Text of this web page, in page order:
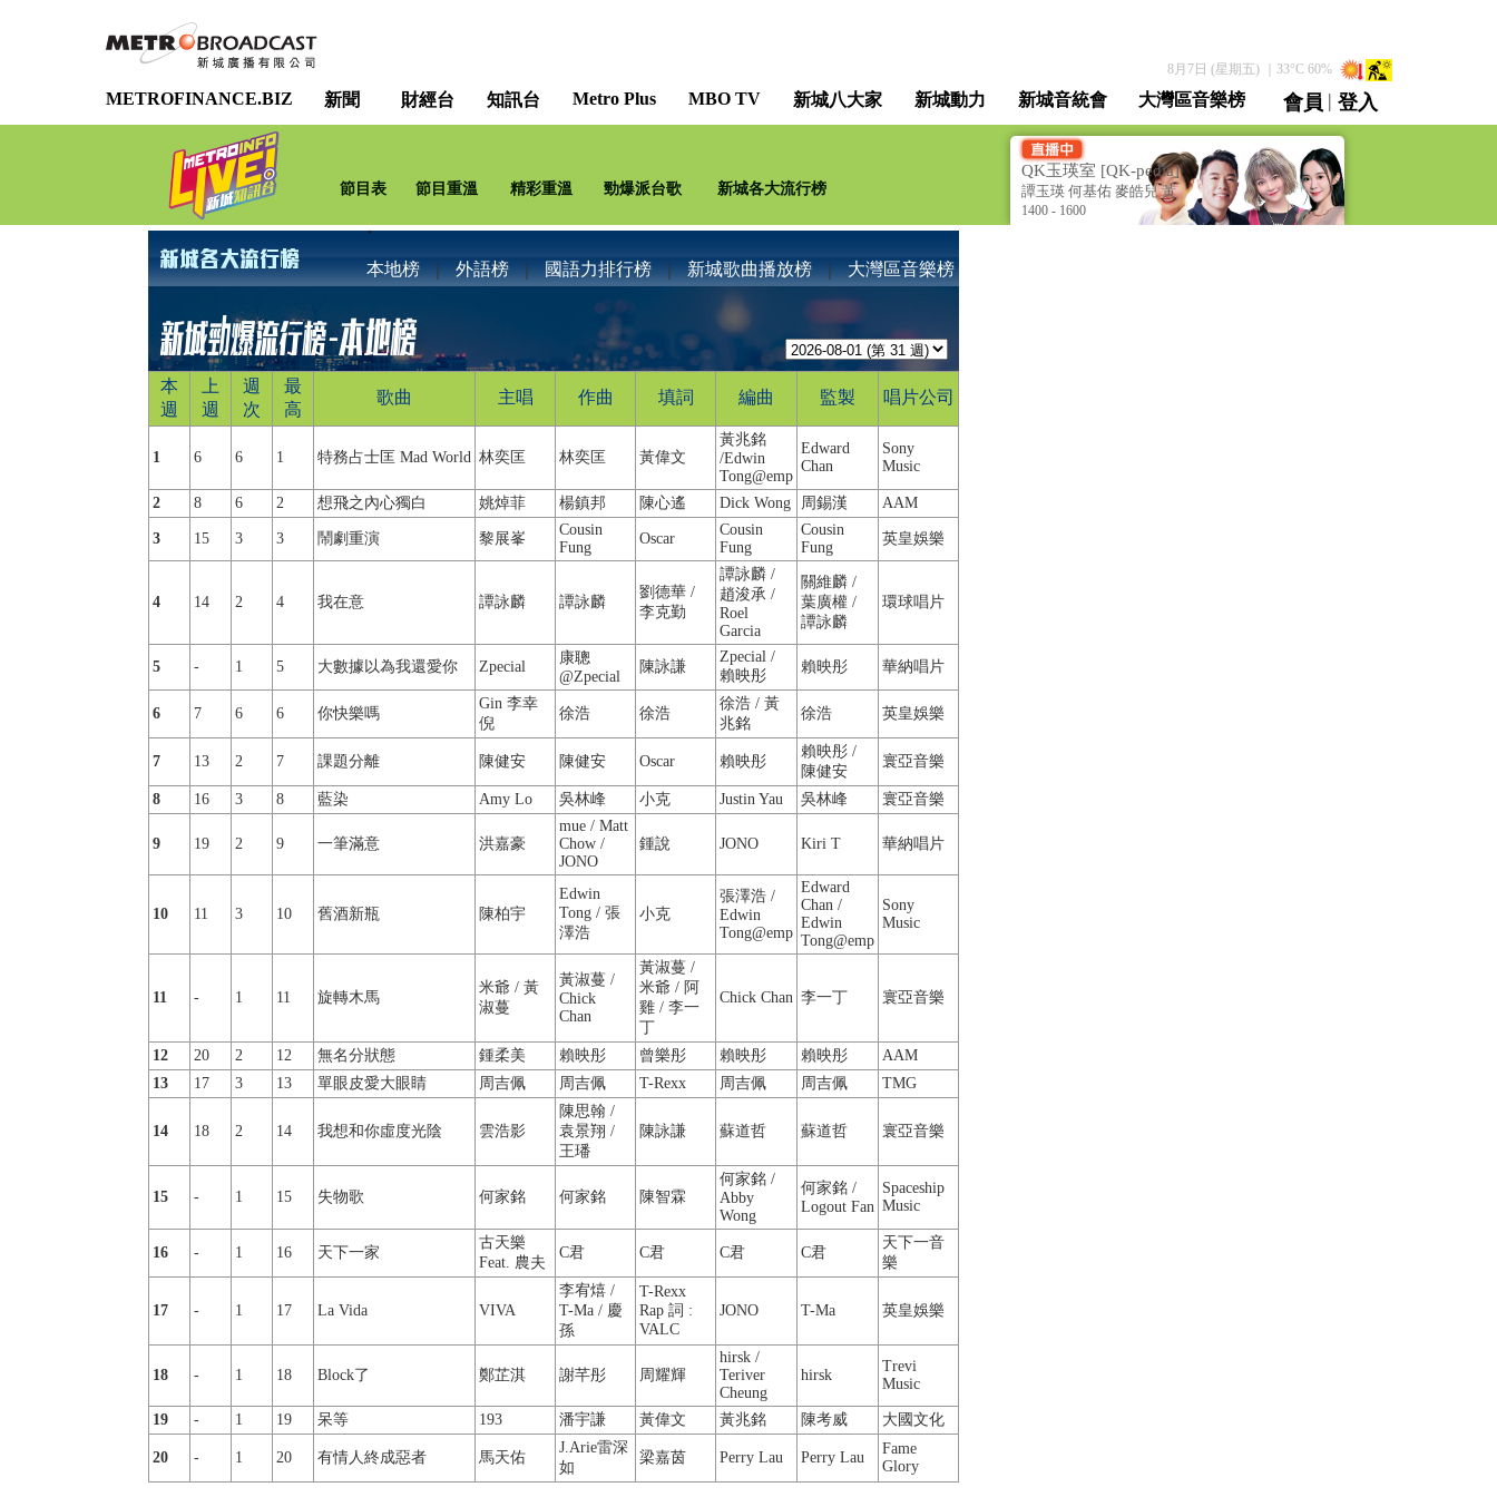
8月7日 (星期五)｜ 33°C 60%
METROFINANCE.BIZ 新聞 財經台 知訊台 Metro Plus MBO TV 新城八大家 新城動力 新城音統會 大灣區音樂榜 會員 | 登入
直播 / 重溫
節目表 節目重溫 精彩重溫 勁爆派台歌 新城各大流行榜
QK玉瑛室 [QK-pedia]
譚玉瑛 何基佑 麥皓兒 黃
筠兒
1400 - 1600
本地榜 外語榜 國語力排行榜 新城歌曲播放榜 大灣區音樂榜
本
週
上
週
週
次
最
高
歌曲 主唱 作曲 填詞 編曲 監製 唱片公司
1 6 6 1 特務占士匡 Mad World 林奕匡 林奕匡 黃偉文
黃兆銘
/Edwin
Tong@emp
Edward
Chan
Sony
Music
2 8 6 2 想飛之內心獨白 姚焯菲 楊鎮邦 陳心遙 Dick Wong 周錫漢 AAM
3 15 3 3 鬧劇重演 黎展峯
Cousin
Fung
Oscar
Cousin
Fung
Cousin
Fung
英皇娛樂
4 14 2 4 我在意 譚詠麟 譚詠麟
劉德華 /
李克勤
譚詠麟 /
趙浚承 /
Roel
Garcia
關維麟 /
葉廣權 /
譚詠麟
環球唱片
5 - 1 5 大數據以為我還愛你 Zpecial
康聰
@Zpecial
陳詠謙
Zpecial /
賴映彤
賴映彤 華納唱片
6 7 6 6 你快樂嗎
Gin 李幸
倪
徐浩 徐浩
徐浩 / 黃
兆銘
徐浩 英皇娛樂
7 13 2 7 課題分離 陳健安 陳健安 Oscar 賴映彤
賴映彤 /
陳健安
寰亞音樂
8 16 3 8 藍染 Amy Lo 吳林峰 小克 Justin Yau 吳林峰 寰亞音樂
9 19 2 9 一筆滿意 洪嘉豪
mue / Matt
Chow /
JONO
鍾說 JONO Kiri T 華納唱片
10 11 3 10 舊酒新瓶 陳柏宇
Edwin
Tong / 張
澤浩
小克
張澤浩 /
Edwin
Tong@emp
Edward
Chan /
Edwin
Tong@emp
Sony
Music
11 - 1 11 旋轉木馬
米爺 / 黃
淑蔓
黃淑蔓 /
Chick
Chan
黃淑蔓 /
米爺 / 阿
雞 / 李一
丁
Chick Chan 李一丁 寰亞音樂
12 20 2 12 無名分狀態 鍾柔美 賴映彤 曾樂彤 賴映彤 賴映彤
AAM
13
17 3 13 單眼皮愛大眼睛 周吉佩 周吉佩 T-Rexx 周吉佩 周吉佩 TMG
14 18 2 14 我想和你虛度光陰 雲浩影
陳思翰 /
袁景翔 /
王璠
陳詠謙 蘇道哲 蘇道哲 寰亞音樂
15 - 1 15 失物歌 何家銘 何家銘 陳智霖
何家銘 /
Abby
Wong
何家銘 /
Logout Fan
Spaceship
Music
16 - 1 16 天下一家
古天樂
Feat. 農夫
C君 C君 C君 C君
天下一音
樂
17 - 1 17 La Vida VIVA
李宥熺 /
T-Ma / 慶
孫
T-Rexx
Rap 詞 :
VALC
JONO T-Ma 英皇娛樂
18 - 1 18 Block了 鄭芷淇 謝芊彤 周耀輝
hirsk /
Teriver
Cheung
hirsk
Trevi
Music
19 - 1 19 呆等 193 潘宇謙 黃偉文 黃兆銘 陳考威 大國文化
20 - 1 20 有情人終成惡者 馬天佑
J.Arie雷深
如
梁嘉茵 Perry Lau Perry Lau
Fame
Glory